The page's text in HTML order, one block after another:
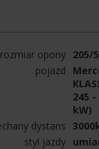
rozmiar opony 205/
pojazd
245 -
kW)
dystans
styl jazdy